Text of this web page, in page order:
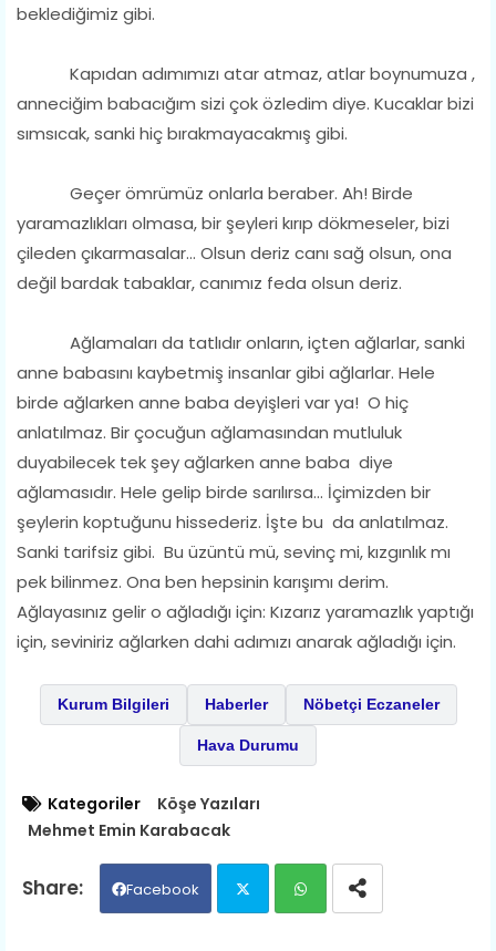
beklediğimiz gibi.
Kapıdan adımımızı atar atmaz, atlar boynumuza ,
anneciğim babacığım sizi çok özledim diye. Kucaklar bizi
sımsıcak, sanki hiç bırakmayacakmış gibi.
Geçer ömrümüz onlarla beraber. Ah! Birde
yaramazlıkları olmasa, bir şeyleri kırıp dökmeseler, bizi
çileden çıkarmasalar... Olsun deriz canı sağ olsun, ona
değil bardak tabaklar, canımız feda olsun deriz.
Ağlamaları da tatlıdır onların, içten ağlarlar, sanki
anne babasını kaybetmiş insanlar gibi ağlarlar. Hele
birde ağlarken anne baba deyişleri var ya! O hiç
anlatılmaz. Bir çocuğun ağlamasından mutluluk
duyabilecek tek şey ağlarken anne baba diye
ağlamasıdır. Hele gelip birde sarılırsa... İçimizden bir
şeylerin koptuğunu hissederiz. İşte bu da anlatılmaz.
Sanki tarifsiz gibi. Bu üzüntü mü, sevinç mi, kızgınlık mı
pek bilinmez. Ona ben hepsinin karışımı derim.
Ağlayasınız gelir o ağladığı için: Kızarız yaramazlık yaptığı
için, seviniriz ağlarken dahi adımızı anarak ağladığı için.
Kurum Bilgileri Haberler Nöbetçi Eczaneler
Hava Durumu
Kategoriler
Köşe Yazıları
Mehmet Emin Karabacak
Facebook